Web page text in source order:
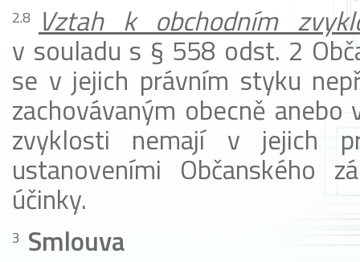
Vztahk obchodním
v souladu s § 558 odst. 2
se v jejich právním styku
zachovávaným obecně
zvyklosti nemají v jejich
ustanoveními Občanského
účinky.
Smlouva